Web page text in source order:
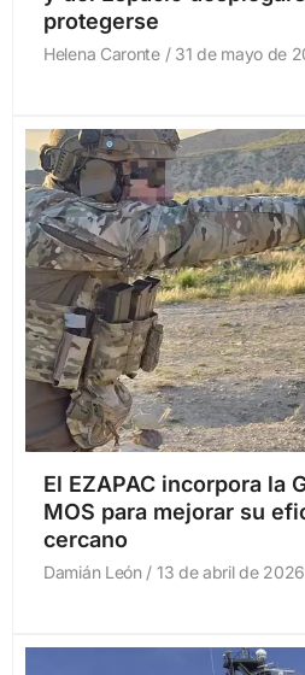
protegerse
Helena Caronte 31 de mayo de
El EZAPAC incorpora la
MOS para mejorar su
cercano
Damián León 13 de abril de 2026